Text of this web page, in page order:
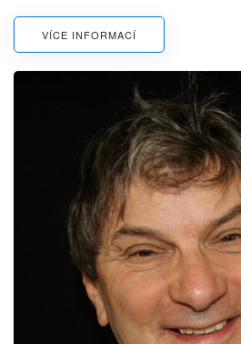
VÍCE INFORMACÍ